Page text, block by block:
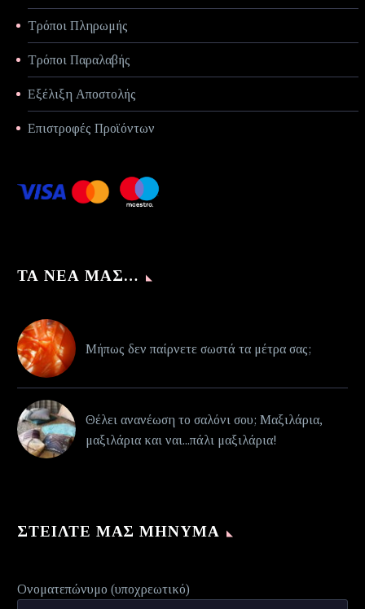
Τρόποι Πληρωμής
Τρόποι Παραλαβής
Εξέλιξη Αποστολής
Επιστροφές Προϊόντων
ΤΑ ΝΈΑ ΜΑΣ…
Μήπως δεν παίρνετε σωστά τα μέτρα σας;
Θέλει ανανέωση το σαλόνι σου; Μαξιλάρια,
μαξιλάρια και ναι...πάλι μαξιλάρια!
ΣΤΕΊΛΤΕ ΜΑΣ ΜΉΝΥΜΑ
Ονοματεπώνυμο (υποχρεωτικό)